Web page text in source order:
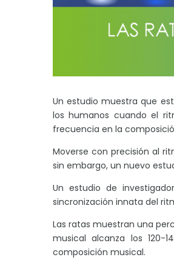
Un estudio muestra que
los humanos cuando el
frecuencia en la
Moverse con precisión al
sin embargo, un nuevo
Un estudio de
sincronización innata del
Las ratas muestran una
musical alcanza los
composición musical.